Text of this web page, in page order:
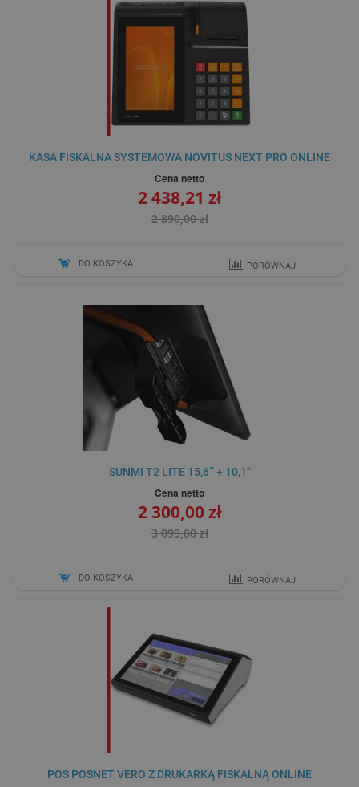
KASA FISKALNA SYSTEMOWA NOVITUS NEXT PRO ONLINE
Cena netto
2 438,21 zł
2 890,00 zł
DO KOSZYKA PORÓWNAJ
SUNMI T2 LITE 15,6’’ + 10,1"
Cena netto
2 300,00 zł
3 099,00 zł
DO KOSZYKA PORÓWNAJ
POS POSNET VERO Z DRUKARKĄ FISKALNĄ ONLINE